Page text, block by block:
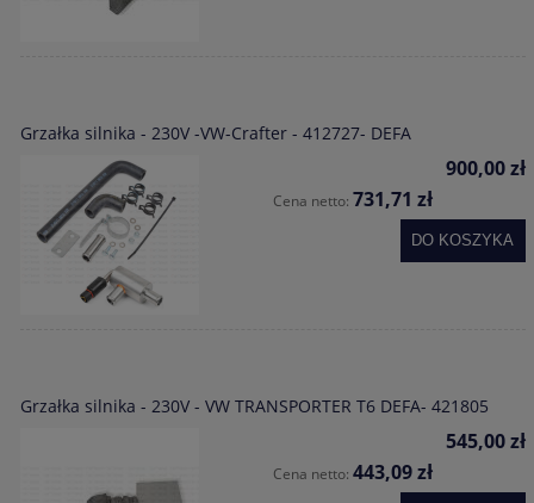
Grzałka silnika - 230V -VW-Crafter - 412727- DEFA
900,00 zł
Cena netto: 731,71 zł
DO KOSZYKA
Grzałka silnika - 230V - VW TRANSPORTER T6 DEFA- 421805
545,00 zł
Cena netto: 443,09 zł